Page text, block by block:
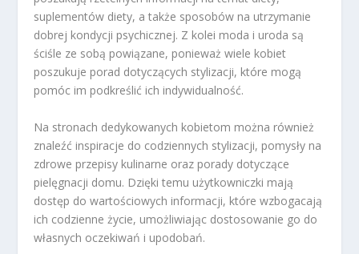
suplementów diety, a także sposobów na utrzymanie
dobrej kondycji psychicznej. Z kolei moda i uroda są
ściśle ze sobą powiązane, ponieważ wiele kobiet
poszukuje porad dotyczących stylizacji, które mogą
pomóc im podkreślić ich indywidualność.
Na stronach dedykowanych kobietom można również
znaleźć inspiracje do codziennych stylizacji, pomysły na
zdrowe przepisy kulinarne oraz porady dotyczące
pielęgnacji domu. Dzięki temu użytkowniczki mają
dostęp do wartościowych informacji, które wzbogacają
ich codzienne życie, umożliwiając dostosowanie go do
własnych oczekiwań i upodobań.